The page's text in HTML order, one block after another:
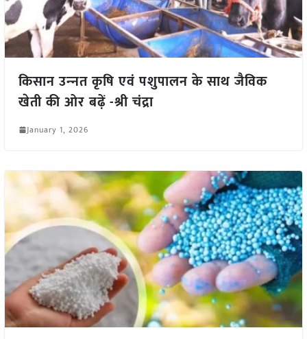
किसान उन्‍नत कृषि एवं पशुपालन के साथ जैविक
खेती की ओर बढ़ें -श्री चंद्रा
January 1, 2026